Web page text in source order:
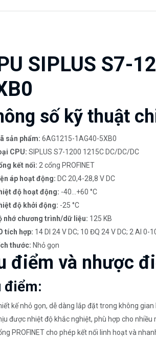
SIPLUS S7-
số kỹ thuật
sản phẩm: 6AG1215-1AG40-5XB0
CPU: SIPLUS S7-1200 1215C DC/DC/DC
kết nối: 2 cổng PROFINET
áp hoạt động: DC 20,4-28,8 V DC
độ hoạt động: -40…+60 °C
độ khởi động: -25 °C
nhớ chương trình/dữ liệu: 125 KB
tích hợp: 14 DI 24 V DC; 10 ĐQ 24 V DC; 2 AI 0-
thước: Nhỏ gọn
điểm và nhược
điểm:
kế nhỏ gọn, dễ dàng lắp đặt trong không gian
được nhiệt độ khắc nghiệt, phù hợp cho nhiều
PROFINET cho phép kết nối linh hoạt và